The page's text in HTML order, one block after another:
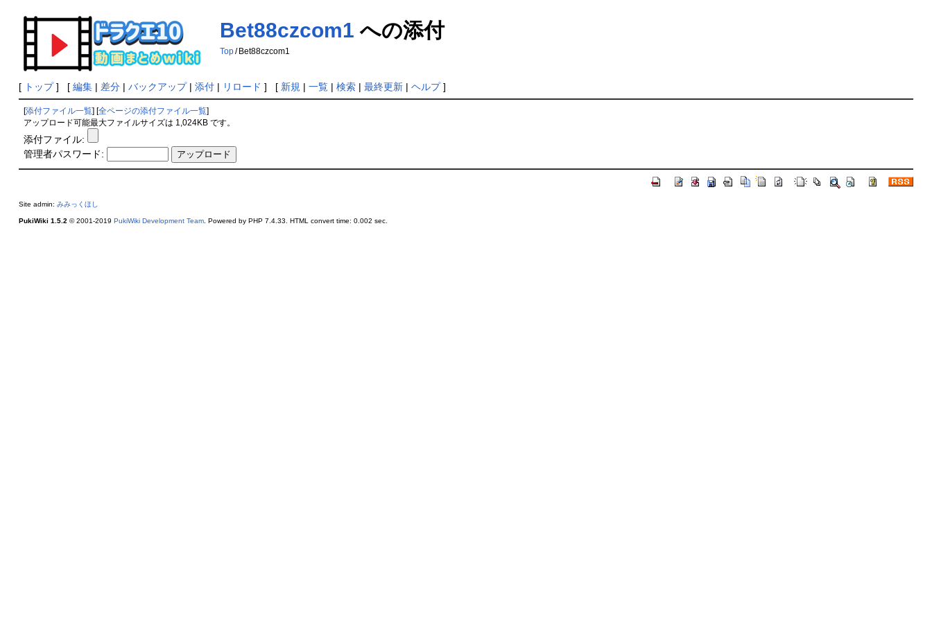
Bet88czcom1 への添付
Top/ Bet88czcom1
[ トップ] [ 編集| 差分| バックアップ| 添付| リロード ] [ 新規 | 一覧| 検索| 最終更新| ヘルプ]
[添付ファイル一覧 ] [全ページの添付ファイル一覧
アップロード可能最大ファイルサイズは 1,024KB です。
添付ファイル:
管理者パスワード:
Site admin: みみっくほし
PukiWiki 1.5.2 © 2001-2019 PukiWiki Development Team. Powered by PHP 7.4.33. HTML convert time: 0.002 sec.